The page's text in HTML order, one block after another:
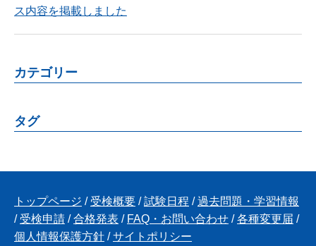
ス内容を掲載しました
カテゴリー
タグ
トップページ / 受検概要 /試験日程 /過去問題・学習情報
/ 受検申請 /合格発表 / FAQ・お問い合わせ /各種変更届 /
個人情報保護方針 /サイトポリシー